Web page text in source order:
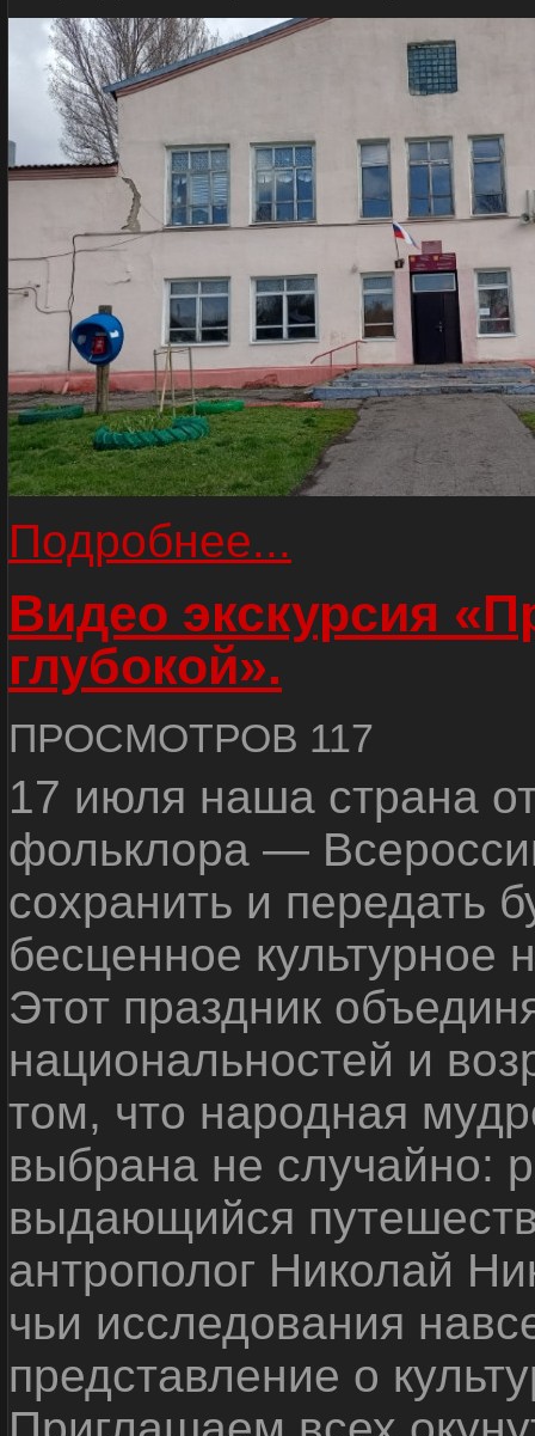
Подробнее...
Видео экскурсия
глубокой».
ПРОСМОТРОВ 117
17 июля наша страна
фольклора —
сохранить и передать
бесценное культурное
Этот праздник
национальностей и
том, что народная
выбрана не случайно:
выдающийся
антрополог Николай
чьи исследования
представление о